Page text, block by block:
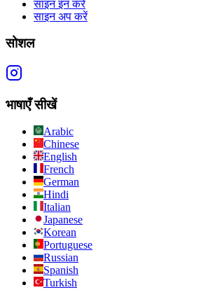
साइन इन करें
साइन अप करें
सोशल
भाषाएँ सीखें
Arabic
Chinese
English
French
German
Hindi
Italian
Japanese
Korean
Portuguese
Russian
Spanish
Turkish